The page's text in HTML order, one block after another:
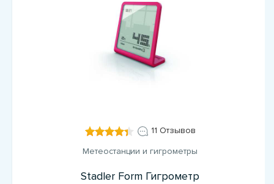
11 Отзывов
Метеостанции и гигрометры
Stadler Form Гигрометр